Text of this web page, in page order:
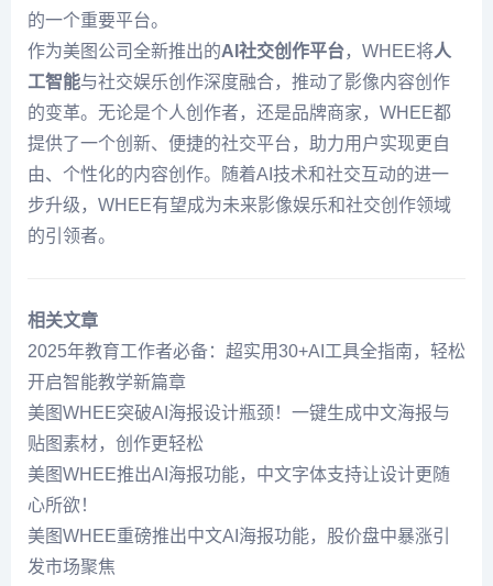
的一个重要平台。
作为美图公司全新推出的AI社交创作平台，WHEE将人
工智能与社交娱乐创作深度融合，推动了影像内容创作
的变革。无论是个人创作者，还是品牌商家，WHEE都
提供了一个创新、便捷的社交平台，助力用户实现更自
由、个性化的内容创作。随着AI技术和社交互动的进一
步升级，WHEE有望成为未来影像娱乐和社交创作领域
的引领者。
相关文章
2025年教育工作者必备：超实用30+AI工具全指南，轻松
开启智能教学新篇章
美图WHEE突破AI海报设计瓶颈！一键生成中文海报与
贴图素材，创作更轻松
美图WHEE推出AI海报功能，中文字体支持让设计更随
心所欲！
美图WHEE重磅推出中文AI海报功能，股价盘中暴涨引
发市场聚焦